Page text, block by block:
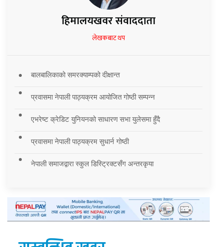
हिमालयखवर संवाददाता
लेखकबाट थप
बालबालिकाको समरक्याम्पको दीक्षान्त
प्रवासमा नेपाली पाठ्यक्रम आयोजित गोष्ठी सम्पन्न
एभरेष्ट क्रेडिट युनियनको साधारण सभा युलेसमा हुँदै
प्रवासमा नेपाली पाठ्यक्रम सुधार्न गोष्ठी
नेपाली समाजद्वारा स्कुल डिस्ट्रिक्टसँग अन्तरकृया